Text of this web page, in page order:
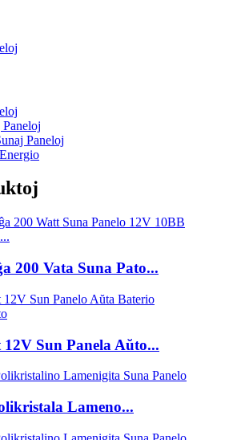
Paneloj
200 Vata Suna Pato...
12V Sun Panela Aŭto...
Lameno...